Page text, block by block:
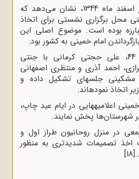
گزارش دیگری در اسفند ماه 1344، نشان می‌دهد که
محل برگزاری نشستی برای اتخاذ
بوده است. موضوع اصلی این
امام خمینی به کشور بود:
روز 23 / 12 / 44، علی حجتی کرمانی با جنتی
احمد آذری و منتظری اصفهانی
مشکینی جلسه‍ای تشکیل داده و
اتخاذ نموده‍اند:
اعلامیه‍هایی در ایام عید چاپ،
شهرستان‌ها پخش نمایند.
در منزل روحانیون طراز اول و
اخذ تصمیمات شدیدتری به منظور
[18]